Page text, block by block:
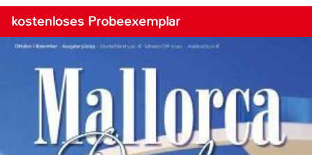
kostenloses Probeexemplar